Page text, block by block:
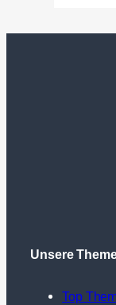
Unsere
Top